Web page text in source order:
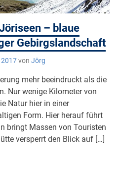
– blaue
Gebirgslandschaft
von Jörg
mehr beeindruckt als die
Nur wenige Kilometer von
Natur hier in einer
Form. Hier herauf führt
bringt Massen von Touristen
versperrt den Blick auf […]